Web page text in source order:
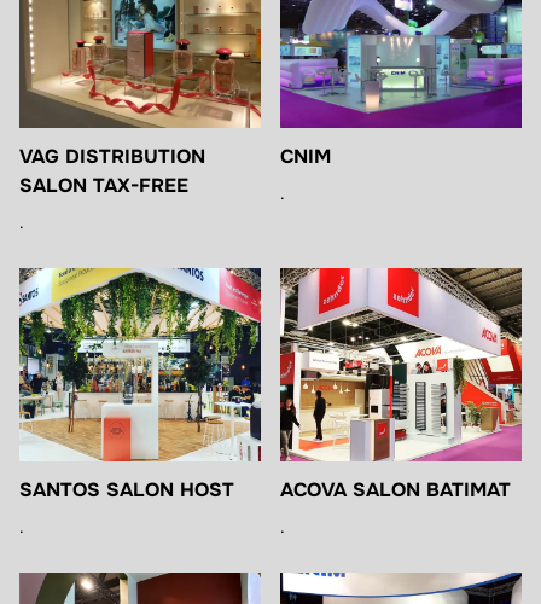
VAG DISTRIBUTION
SALON TAX-FREE
.
CNIM
.
SANTOS SALON HOST
.
ACOVA SALON BATIMAT
.